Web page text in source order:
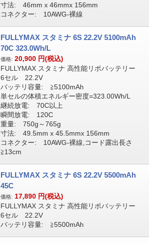
寸法: 46mm x 46mmx 156mm
コネクター: 10AWG-裸線
FULLYMAX スタミナ 6S 22.2V 5100mAh
70C 323.0Wh/L
価格: 20,900 円(税込)
FULLYMAX スタミナ 高性能リポバッテリー
6セル 22.2V
バッテリ容量: ≧5100mAh
単セルの体積エネルギー密度=323.00Wh/L
継続放電: 70C以上
瞬間放電: 120C
重量: 750g～765g
寸法: 49.5mm x 45.5mmx 156mm
コネクター: 10AWG-裸線,コード露出長さ
≧13cm
FULLYMAX スタミナ 6S 22.2V 5500mAh
45C
価格: 17,890 円(税込)
FULLYMAX スタミナ 高性能リポバッテリー
6セル 22.2V
バッテリ容量: ≧5500mAh